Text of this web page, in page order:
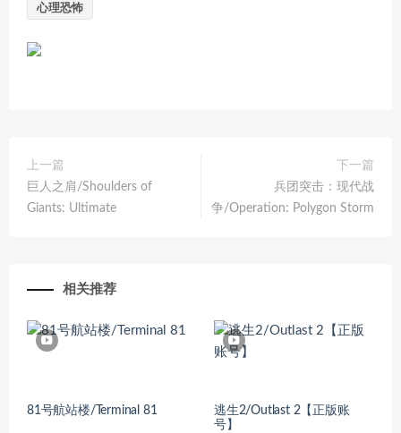
心理恐怖
上一篇
巨人之肩/Shoulders of
Giants: Ultimate
下一篇
兵团突击：现代战
争/Operation: Polygon Storm
相关推荐
81号航站楼/Terminal 81
逃生2/Outlast 2【正版账
号】